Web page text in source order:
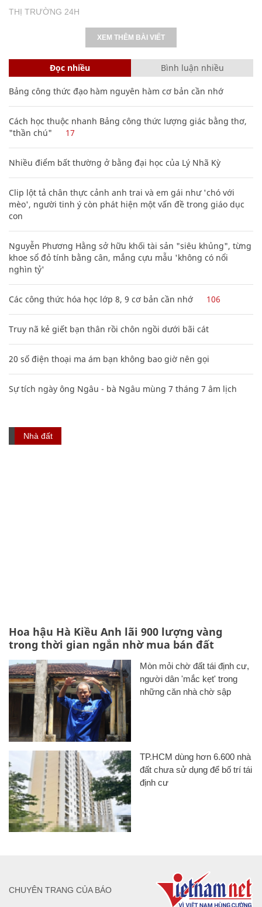
THỊ TRƯỜNG 24H
XEM THÊM BÀI VIẾT
Đọc nhiều Bình luận nhiều
Bảng công thức đạo hàm nguyên hàm cơ bản cần nhớ
Cách học thuộc nhanh Bảng công thức lượng giác bằng thơ,
"thần chú"
17
Nhiều điểm bất thường ở bằng đại học của Lý Nhã Kỳ
Clip lột tả chân thực cảnh anh trai và em gái như 'chó với
mèo', người tinh ý còn phát hiện một vấn đề trong giáo dục
con
Nguyễn Phương Hằng sở hữu khối tài sản "siêu khủng", từng
khoe sổ đỏ tính bằng cân, mắng cựu mẫu 'không có nổi
nghìn tỷ'
Các công thức hóa học lớp 8, 9 cơ bản cần nhớ 106
Truy nã kẻ giết bạn thân rồi chôn ngồi dưới bãi cát
20 số điện thoại ma ám bạn không bao giờ nên gọi
Sự tích ngày ông Ngâu - bà Ngâu mùng 7 tháng 7 âm lịch
Nhà đất
Hoa hậu Hà Kiều Anh lãi 900 lượng vàng
trong thời gian ngắn nhờ mua bán đất
Mòn mỏi chờ đất tái định cư,
người dân 'mắc kẹt' trong
những căn nhà chờ sập
TP.HCM dùng hơn 6.600 nhà
đất chưa sử dụng để bố trí tái
định cư
CHUYÊN TRANG CỦA BÁO